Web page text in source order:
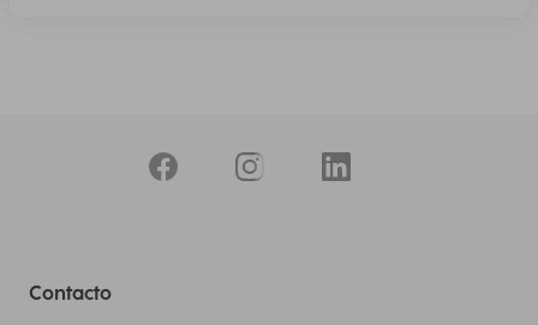
Contacto